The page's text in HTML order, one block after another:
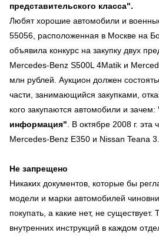
представительского класса".
Любят хорошие автомобили и
55056, расположенная в Москве на
объявила конкурс на закупку двух
Mercedes-Benz S500L 4Matik и
млн рублей. Аукцион должен
части, занимающийся закупками,
кого закупаются автомобили и зачем:
информация" . В октябре 2008 г.
Mercedes-Benz E350 и Nissan Teana
Не запрещено
Никаких документов, которые бы
модели и марки автомобилей
покупать, а какие нет, не существует.
внутренних инструкций в каждом